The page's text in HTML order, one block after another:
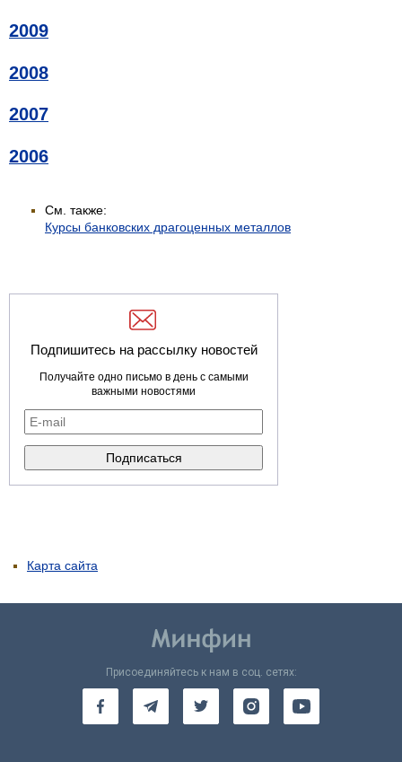
2009
2008
2007
2006
См. также:
Курсы банковских драгоценных металлов
Подпишитесь на рассылку новостей
Получайте одно письмо в день с самыми
важными новостями
Карта сайта
Присоединяйтесь к нам в соц. сетях: